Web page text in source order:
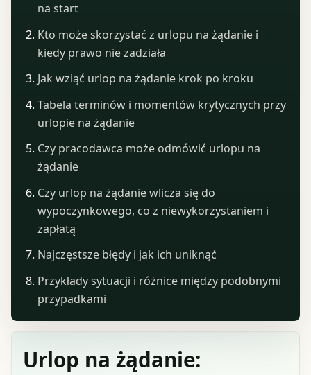
Urlop na żądanie:
na start
Kto może skorzystać z urlopu na żądanie i
kiedy prawo nie zadziała
Jak wziąć urlop na żądanie krok po kroku
Tabela terminów i momentów krytycznych przy
urlopie na żądanie
Czy pracodawca może odmówić urlopu na
żądanie
Czy urlop na żądanie wlicza się do
wypoczynkowego, co z niewykorzystaniem i
zapłatą
Najczęstsze błędy i jak ich uniknąć
Przykłady sytuacji i różnice między podobnymi
przypadkami